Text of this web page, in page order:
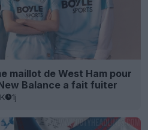
maillot de West Ham pour
Balance a fait fuiter
1j